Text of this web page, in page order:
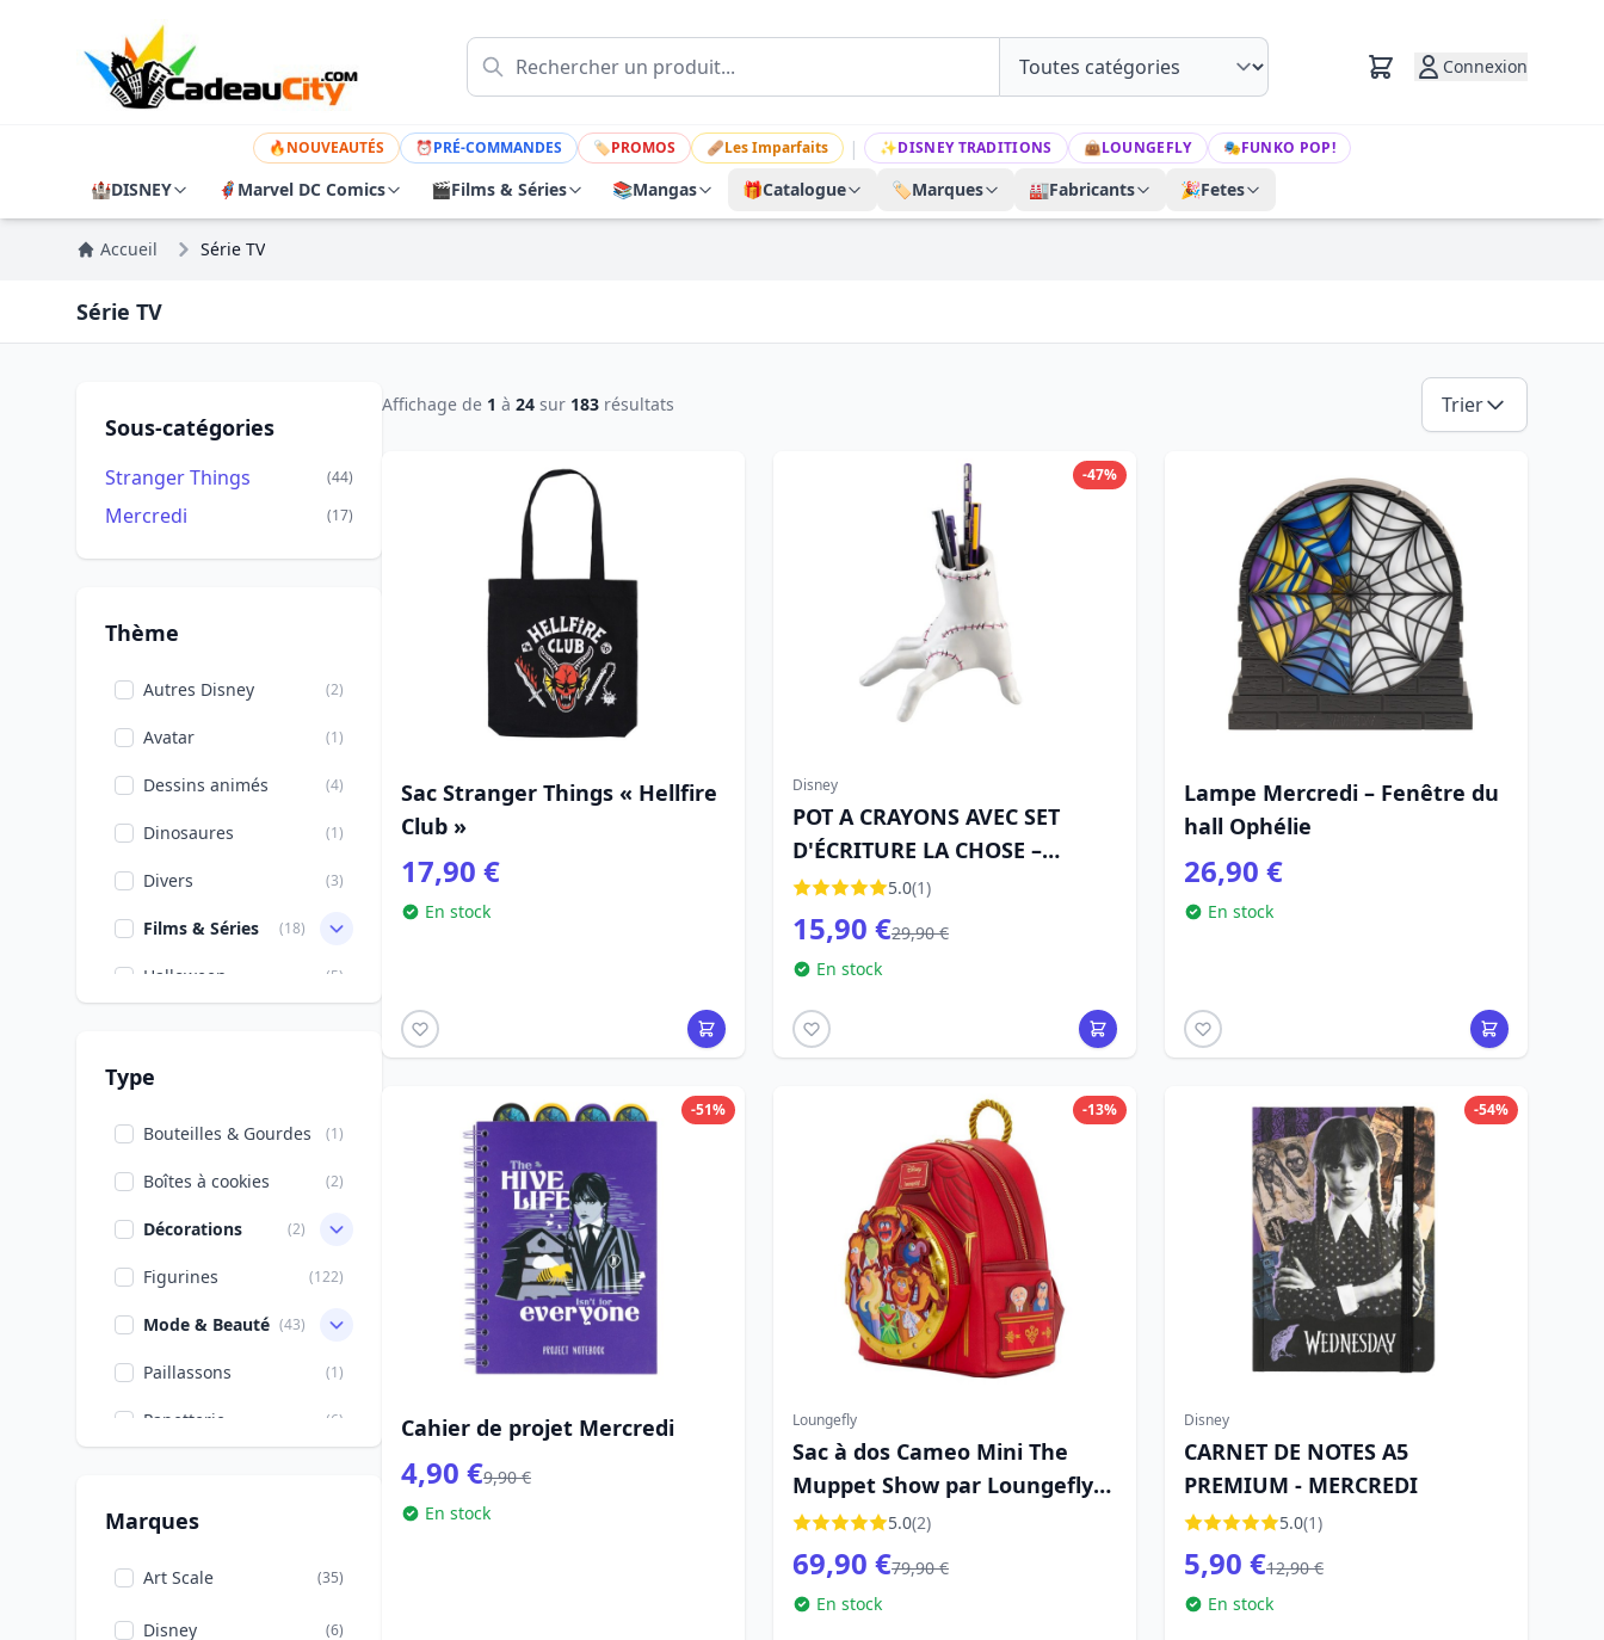
Connexion
🔥NOUVEAUTÉS ⏰PRÉ-COMMANDES 🏷PROMOS 🩹Les Imparfaits | ✨DISNEY TRADITIONS 👜LOUNGEFLY 🎭FUNKO POP!
🏰DISNEY 🦸 Marvel DC Comics 🎬Films & Séries 📚Mangas 🎁Catalogue 🏷️Marques 🏭Fabricants 🎉Fetes
Accueil Série TV
Série TV
Sous-catégories
Stranger Things (44)
Mercredi (17)
Thème
Autres Disney (2)
Avatar (1)
Dessins animés (4)
Dinosaures (1)
Divers (3)
Films & Séries (18)
Halloween (5)
M3GAN
Comics
(17)
Mercredi (17)
Moi, Moche et
Stranger Things (44)
Type
Bouteilles & Gourdes (1)
Boîtes à cookies (2)
Décorations (2)
Figurines (122)
Mode & Beauté (43)
Paillassons (1)
Papetterie (6)
Pin's
Marques
Art Scale (35)
Disney (6)
Affichage de 1 à 24 sur 183 résultats Trier
Sac Stranger Things « Hellfire
Club »
17,90 €
En stock
-47%
Disney
POT A CRAYONS AVEC SET
D'ÉCRITURE LA CHOSE –
MERCREDI5.0(1)
15,90 €29,90 €
En stock
Lampe Mercredi – Fenêtre du
hall Ophélie
26,90 €
En stock
-51%
Cahier de projet Mercredi
4,90 €9,90 €
En stock
-13%
Loungefly
Sac à dos Cameo Mini The
Muppet Show par Loungefly
Group
5.0(2)
69,90 €79,90 €
En stock
-54%
Disney
CARNET DE NOTES A5
PREMIUM - MERCREDI
5.0(1)
5,90 €12,90 €
En stock